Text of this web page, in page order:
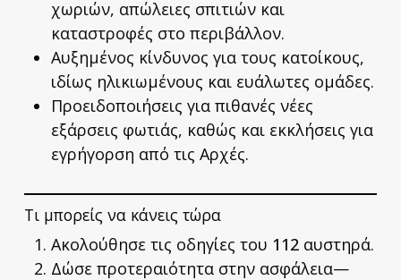
χωριών, απώλειες σπιτιών και
καταστροφές στο περιβάλλον.
Αυξημένος κίνδυνος για τους κατοίκους,
ιδίως ηλικιωμένους και ευάλωτες ομάδες.
Προειδοποιήσεις για πιθανές νέες
εξάρσεις φωτιάς, καθώς και εκκλήσεις για
εγρήγορση από τις Αρχές.
Τι μπορείς να κάνεις τώρα
Ακολούθησε τις οδηγίες του 112αυστηρά.
Δώσε προτεραιότητα στην ασφάλεια—